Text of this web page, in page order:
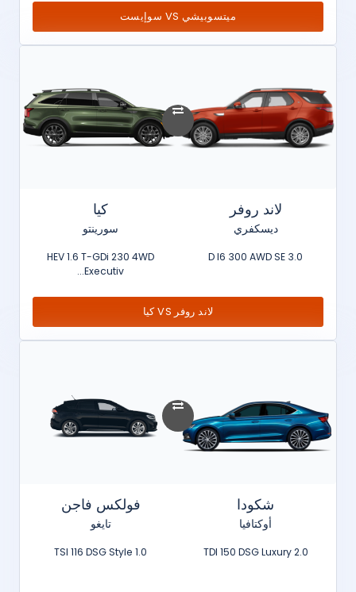
ميتسوبيشي VS سوإيست
لاند روفر
ديسكفري
3.0 D I6 300 AWD SE
كيا
سورينتو
HEV 1.6 T-GDi 230 4WD
Executiv...
لاند روفر VS كيا
شكودا
أوكتافيا
2.0 TDI 150 DSG Luxury
فولكس فاجن
تايغو
1.0 TSI 116 DSG Style